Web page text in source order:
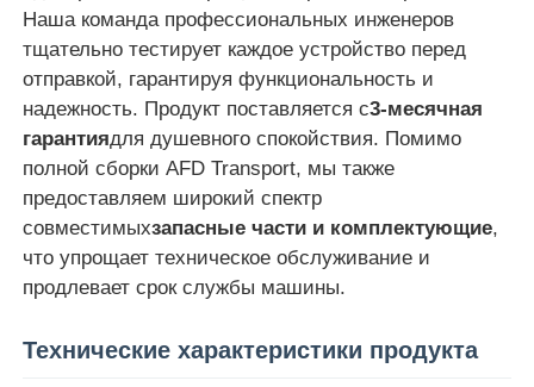
контроль качества
контактные данные
Новости
Все случаи
Наша команда профессиональных инженеров
тщательно тестирует каждое устройство перед
отправкой, гарантируя функциональность и
надежность. Продукт поставляется с3-месячная
гарантиядля душевного спокойствия. Помимо
полной сборки AFD Transport, мы также
предоставляем широкий спектр
совместимыхзапасные части и комплектующие,
что упрощает техническое обслуживание и
продлевает срок службы машины.
Технические характеристики продукта